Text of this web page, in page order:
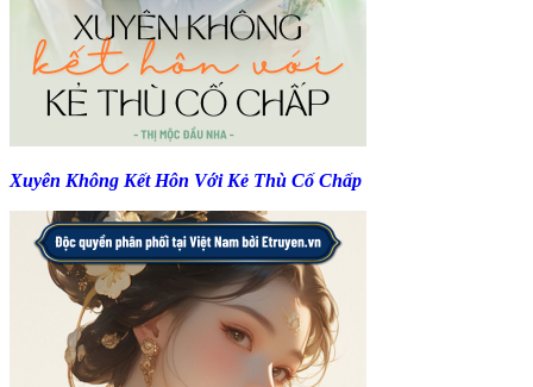
Xuyên Không Kết Hôn Với Kẻ Thù Cố Chấp